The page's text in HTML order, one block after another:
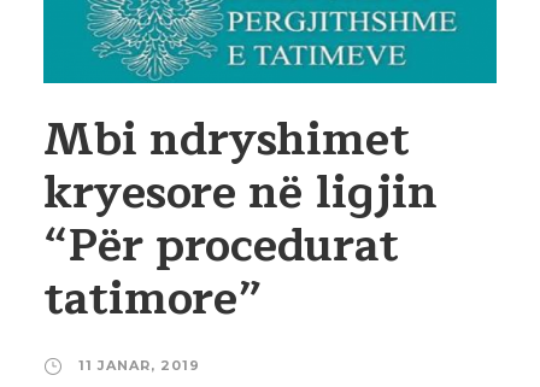
Mbi ndryshimet
kryesore në ligjin
“Për procedurat
tatimore”
11 JANAR, 2019